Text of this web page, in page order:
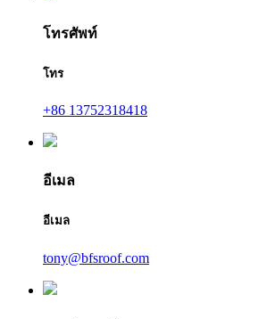
โทรศัพท์
โทร
+86 13752318418
อีเมล
อีเมล
tony@bfsroof.com